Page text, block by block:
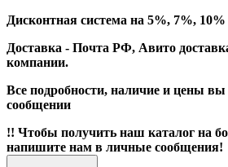
Дисконтная система на 5%, 7%,
Доставка - Почта РФ, Авито
компании.
Все подробности, наличие и цены
сообщении
!! Чтобы получить наш каталог на
напишите нам в личные сообщения!